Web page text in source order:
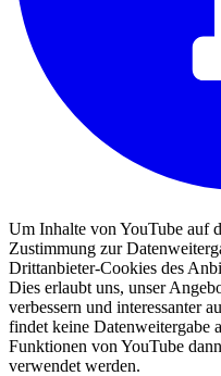
Um Inhalte von YouTube auf
Zustimmung zur
Drittanbieter-Cookies des
Dies erlaubt uns, unser
verbessern und interessanter
findet keine Datenweitergabe
Funktionen von YouTube
verwendet werden.